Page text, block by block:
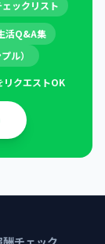
ックリスト
活Q&A集
ル）
リクエストOK